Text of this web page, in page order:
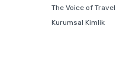
The Voice of Travel
Kurumsal Kimlik